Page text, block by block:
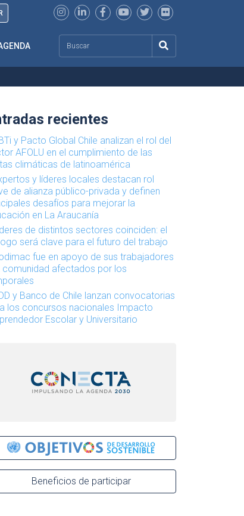
recientes
y Pacto Global Chile analizan el rol del
AFOLU en el cumplimiento de las
climáticas de latinoamérica
y líderes locales destacan rol
de alianza público-privada y definen
desafíos para mejorar la
en La Araucanía
de distintos sectores coinciden: el
será clave para el futuro del trabajo
fue en apoyo de sus trabajadores
comunidad afectados por los
y Banco de Chile lanzan convocatorias
los concursos nacionales Impacto
Escolar y Universitario
Beneficios de participar